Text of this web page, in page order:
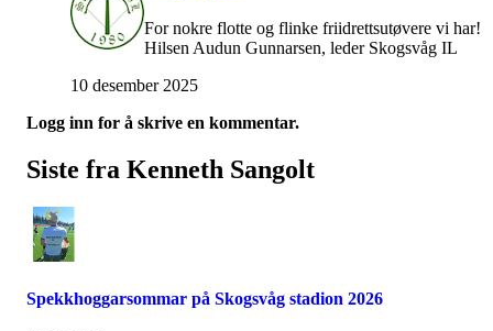
For nokre flotte og flinke friidrettsutøvere vi har!
Hilsen Audun Gunnarsen, leder Skogsvåg IL
10 desember 2025
Logg inn for å skrive en kommentar.
Siste fra Kenneth Sangolt
Spekkhoggarsommar på Skogsvåg stadion 2026